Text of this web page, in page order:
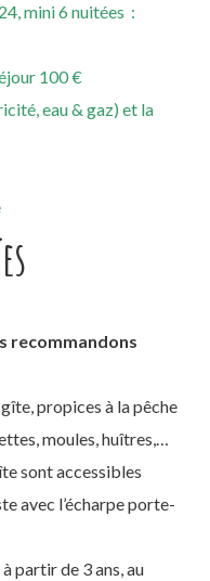
mini 6 nuitées :
100 €
eau & gaz) et la
recommandons
propices à la pêche
moules, huîtres,…
sont accessibles
avec l’écharpe porte-
partir de 3 ans, au